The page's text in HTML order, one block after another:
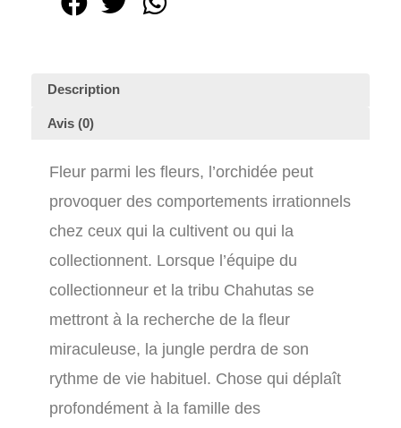
Description
Avis (0)
Fleur parmi les fleurs, l’orchidée peut
provoquer des comportements irrationnels
chez ceux qui la cultivent ou qui la
collectionnent. Lorsque l’équipe du
collectionneur et la tribu Chahutas se
mettront à la recherche de la fleur
miraculeuse, la jungle perdra de son
rythme de vie habituel. Chose qui déplaît
profondément à la famille des